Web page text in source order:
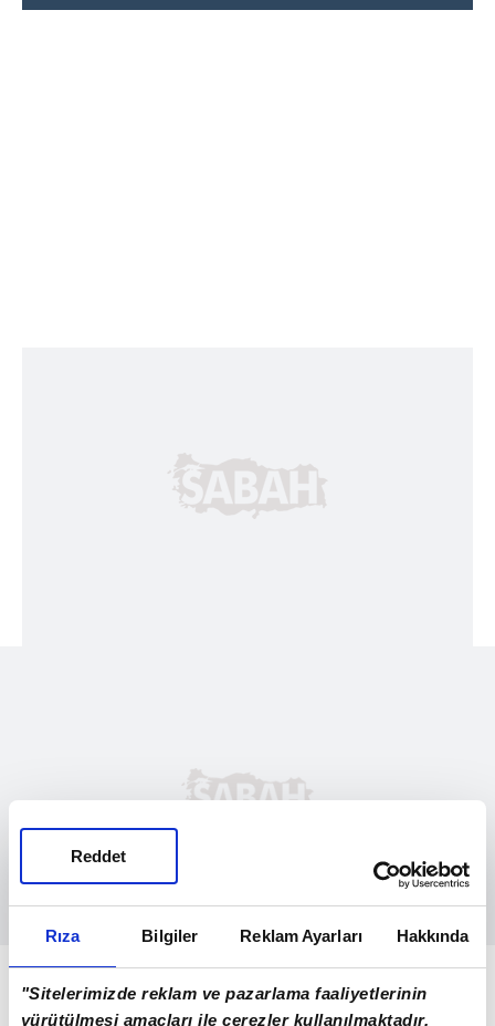
Rıza Bilgiler Reklam Ayarları Hakkında
"Sitelerimizde reklam ve pazarlama faaliyetlerinin
yürütülmesi amaçları ile çerezler kullanılmaktadır.
Reddet
Baharın müjdecisi olarak bilinen leylekler,
her yıl Afrika ve Orta Doğu'dan göç ederek